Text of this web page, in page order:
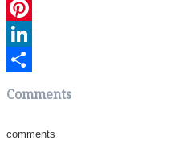
Tumblr
Pinterest
LinkedIn
Comments
comments